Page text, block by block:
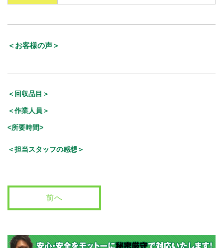
＜お客様の声＞
＜回収品目＞
＜作業人員＞
<所要時間>
＜担当スタッフの感想＞
前へ